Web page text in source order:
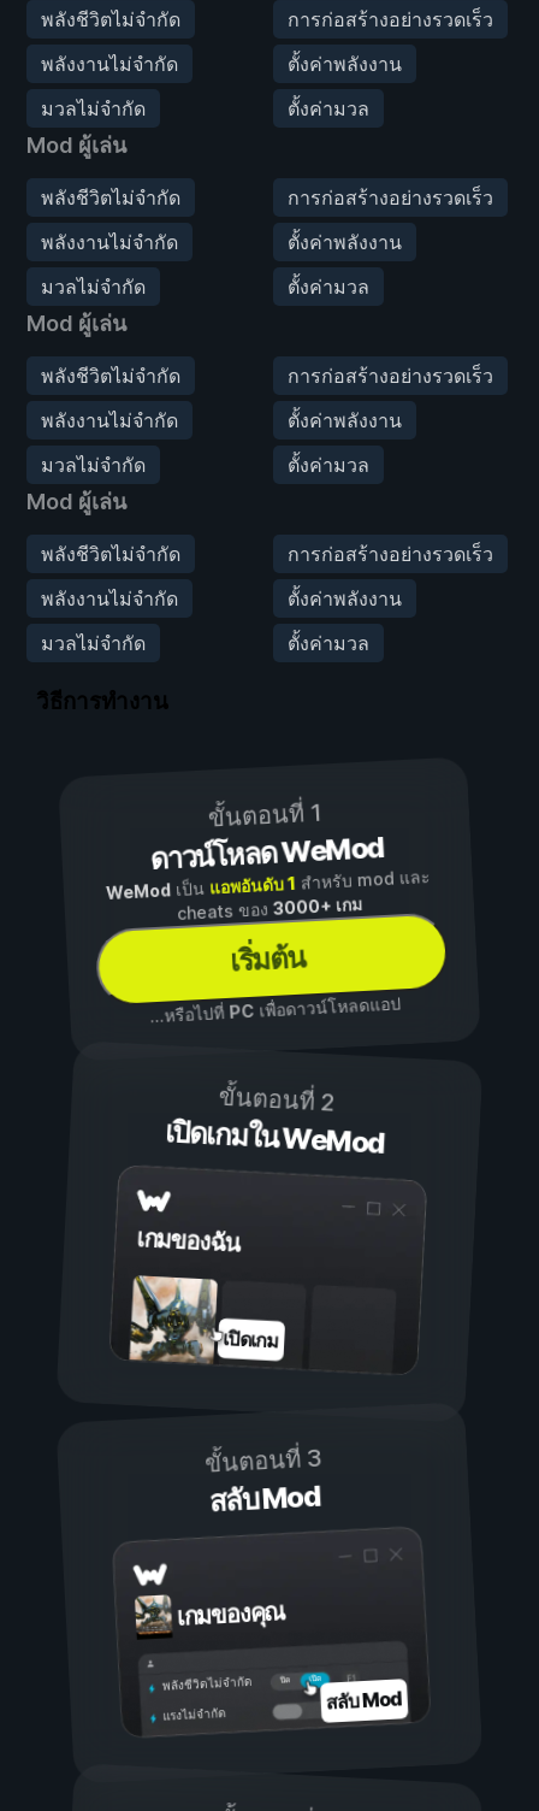
พลังชีวิตไม่จำกัด
การก่อสร้างอย่างรวดเร็ว
พลังงานไม่จำกัด
ตั้งค่าพลังงาน
มวลไม่จำกัด
ตั้งค่ามวล
Mod ผู้เล่น
พลังชีวิตไม่จำกัด
การก่อสร้างอย่างรวดเร็ว
พลังงานไม่จำกัด
ตั้งค่าพลังงาน
มวลไม่จำกัด
ตั้งค่ามวล
Mod ผู้เล่น
พลังชีวิตไม่จำกัด
การก่อสร้างอย่างรวดเร็ว
พลังงานไม่จำกัด
ตั้งค่าพลังงาน
มวลไม่จำกัด
ตั้งค่ามวล
Mod ผู้เล่น
พลังชีวิตไม่จำกัด
การก่อสร้างอย่างรวดเร็ว
พลังงานไม่จำกัด
ตั้งค่าพลังงาน
มวลไม่จำกัด
ตั้งค่ามวล
วิธีการทำงาน
ขั้นตอนที่ 1
ดาวน์โหลด WeMod
WeModเป็น แอพอันดับ 1 สำหรับ mod และ
cheats ของ3000+ เกม
เริ่มต้น
...หรือไปที่ PCเพื่อดาวน์โหลดแอป
ขั้นตอนที่ 2
เปิดเกมใน WeMod
เกมของฉัน
เปิดเกม
ขั้นตอนที่ 3
สลับ Mod
เกมของคุณ
เปิด
ปิด
พลังชีวิตไม่จำกัด
แรงไม่จำกัด สลับ Mod